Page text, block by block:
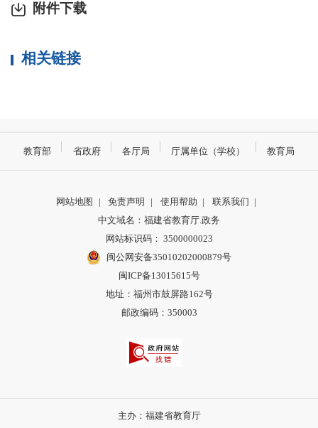
附件下载
相关链接
教育部 省政府 各厅局 厅属单位（学校） 教育局
网站地图 | 免责声明 | 使用帮助 | 联系我们 |
中文域名：福建省教育厅.政务
网站标识码： 3500000023
闽公网安备35010202000879号
闽ICP备13015615号
地址：福州市鼓屏路162号
邮政编码：350003
主办：福建省教育厅